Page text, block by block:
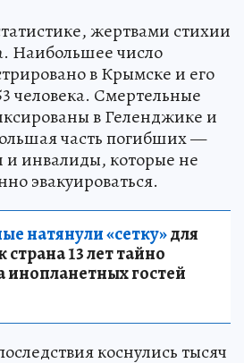
жертвами стихии
Наибольшее число
в Крымске и его
человека. Смертельные
в Геленджике и
часть погибших —
инвалиды, которые не
эвакуироваться.
натянули «сетку»для
13 лет тайно
инопланетных гостей
коснулись тысяч